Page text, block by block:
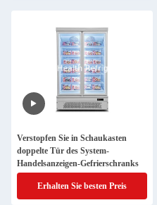
Verstopfen Sie in Schaukasten
doppelte Tür des System-
Handelsanzeigen-Gefrierschranks
Erhalten Sie besten Preis